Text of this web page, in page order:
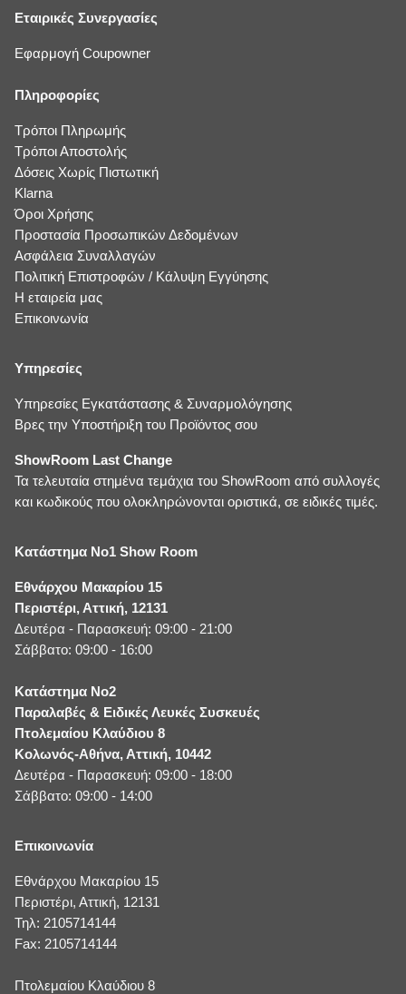
Εταιρικές Συνεργασίες
Εφαρμογή Coupowner
Πληροφορίες
Τρόποι Πληρωμής
Τρόποι Αποστολής
Δόσεις Χωρίς Πιστωτική
Klarna
Όροι Χρήσης
Προστασία Προσωπικών Δεδομένων
Ασφάλεια Συναλλαγών
Πολιτική Επιστροφών / Κάλυψη Εγγύησης
Η εταιρεία μας
Επικοινωνία
Υπηρεσίες
Υπηρεσίες Εγκατάστασης & Συναρμολόγησης
Βρες την Υποστήριξη του Προϊόντος σου
ShowRoom Last Change
Τα τελευταία στημένα τεμάχια του ShowRoom από συλλογές
και κωδικούς που ολοκληρώνονται οριστικά, σε ειδικές τιμές.
Κατάστημα No1 Show Room
Εθνάρχου Μακαρίου 15
Περιστέρι, Αττική, 12131
Δευτέρα - Παρασκευή: 09:00 - 21:00
Σάββατο: 09:00 - 16:00
Κατάστημα No2
Παραλαβές & Ειδικές Λευκές Συσκευές
Πτολεμαίου Κλαύδιου 8
Κολωνός-Αθήνα, Αττική, 10442
Δευτέρα - Παρασκευή: 09:00 - 18:00
Σάββατο: 09:00 - 14:00
Επικοινωνία
Εθνάρχου Μακαρίου 15
Περιστέρι, Αττική, 12131
Τηλ: 2105714144
Fax: 2105714144
Πτολεμαίου Κλαύδιου 8